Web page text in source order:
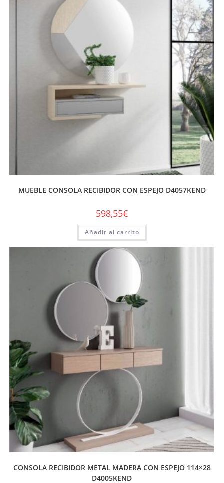
MUEBLE CONSOLA RECIBIDOR CON ESPEJO D4057KEND
598,55€
Añadir al carrito
CONSOLA RECIBIDOR METAL MADERA CON ESPEJO 114×28
D4005KEND